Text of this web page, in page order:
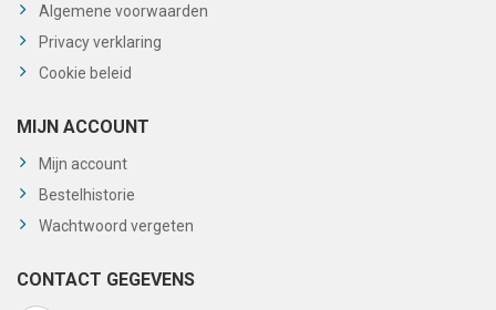
Algemene voorwaarden
Privacy verklaring
Cookie beleid
MIJN ACCOUNT
Mijn account
Bestelhistorie
Wachtwoord vergeten
CONTACT GEGEVENS